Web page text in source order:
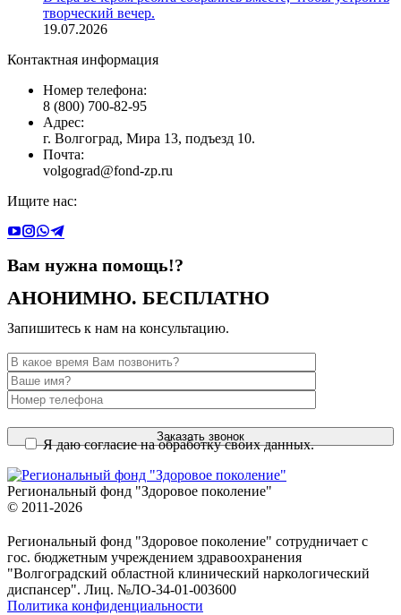
творческий вечер.
19.07.2026
Контактная информация
Номер телефона:
8 (800) 700-82-95
Адрес:
г. Волгоград, Мира 13, подъезд 10.
Почта:
volgograd@fond-zp.ru
Ищите нас:
Страница
открывается
новом
Страница
открывается
новом
Страница
открывается
в
новом
Страница
открывается
новом
Вам нужна помощь!?
АНОНИМНО. БЕСПЛАТНО
Запишитесь к нам на консультацию.
Я даю согласие на обработку своих данных.
Региональный фонд "Здоровое поколение"
© 2011-2026
Региональный фонд "Здоровое поколение" сотрудничает с
гос. бюджетным учреждением здравоохранения
"Волгоградский областной клинический наркологический
диспансер". Лиц. №ЛО-34-01-003600
Политика конфиденциальности